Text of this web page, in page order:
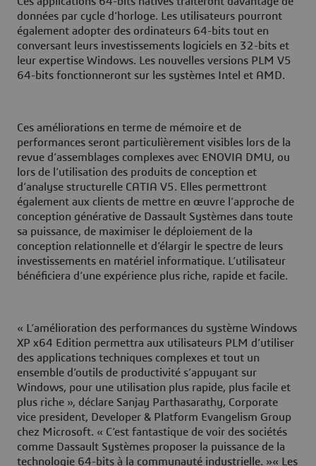
données par cycle d’horloge. Les utilisateurs pourront
également adopter des ordinateurs 64-bits tout en
conversant leurs investissements logiciels en 32-bits et
leur expertise Windows. Les nouvelles versions PLM V5
64-bits fonctionneront sur les systèmes Intel et AMD.
Ces améliorations en terme de mémoire et de
performances seront particulièrement visibles lors de la
revue d’assemblages complexes avec ENOVIA DMU, ou
lors de l’utilisation des produits de conception et
d’analyse structurelle CATIA V5. Elles permettront
également aux clients de mettre en œuvre l’approche de
conception générative de Dassault Systèmes dans toute
sa puissance, de maximiser le déploiement de la
conception relationnelle et d’élargir le spectre de leurs
investissements en matériel informatique. L’utilisateur
bénéficiera d’une expérience plus riche, rapide et facile.
« L’amélioration des performances du système Windows
XP x64 Edition permettra aux utilisateurs PLM d’utiliser
des applications techniques complexes et tout un
ensemble d’outils de productivité s’appuyant sur
Windows, pour une utilisation plus rapide, plus facile et
plus riche », déclare Sanjay Parthasarathy, Corporate
vice president, Developer & Platform Evangelism Group
chez Microsoft. « C’est fantastique de voir des sociétés
comme Dassault Systèmes proposer la puissance de la
technologie 64-bits à la communauté industrielle. »« Les